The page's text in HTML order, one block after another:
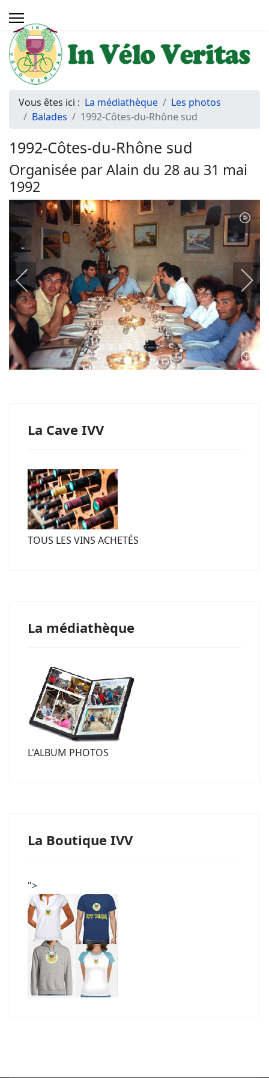
Vous êtes ici : La médiathèque
Les photos
Balades
1992-Côtes-du-Rhône sud
1992-Côtes-du-Rhône sud
Organisée par Alain du 28 au 31 mai
1992
La Cave IVV
TOUS LES VINS ACHETÉS
La médiathèque
L'ALBUM PHOTOS
La Boutique IVV
">